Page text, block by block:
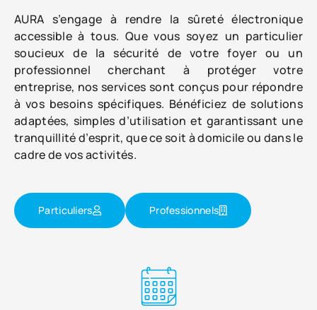
AURA s’engage à rendre la sûreté électronique
accessible à tous. Que vous soyez un particulier
soucieux de la sécurité de votre foyer ou un
professionnel cherchant à protéger votre
entreprise, nos services sont conçus pour répondre
à vos besoins spécifiques. Bénéficiez de solutions
adaptées, simples d’utilisation et garantissant une
tranquillité d’esprit, que ce soit à domicile ou dans le
cadre de vos activités.
Particuliers Professionnels